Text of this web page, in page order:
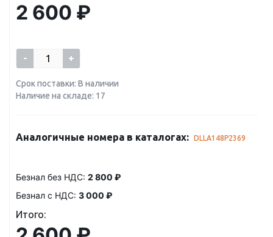
2 600 ₽
- +
Срок поставки: В наличии
Наличие на складе: 17
Аналогичные номера в каталогах: DLLA148P2369
Безнал без НДС: 2 800 ₽
Безнал с НДС: 3 000 ₽
Итого: